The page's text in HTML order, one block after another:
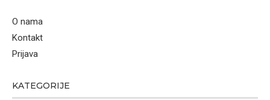
O nama
Kontakt
Prijava
KATEGORIJE